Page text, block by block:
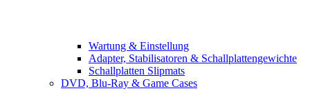
Wartung & Einstellung
Adapter, Stabilisatoren & Schallplattengewichte
Schallplatten Slipmats
DVD, Blu-Ray & Game Cases